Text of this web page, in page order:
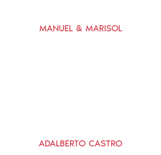
MANUEL & MARISOL
ADALBERTO CASTRO